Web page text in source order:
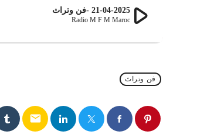
play_arrow21-04-2025 -فن وتراث
Radio M F M Maroc
فن وتراث
email